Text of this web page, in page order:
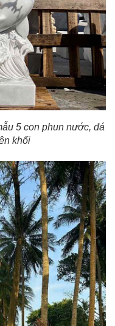
5 con phun nước, đá
khối